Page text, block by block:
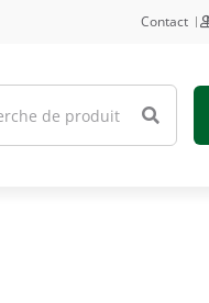
Contact